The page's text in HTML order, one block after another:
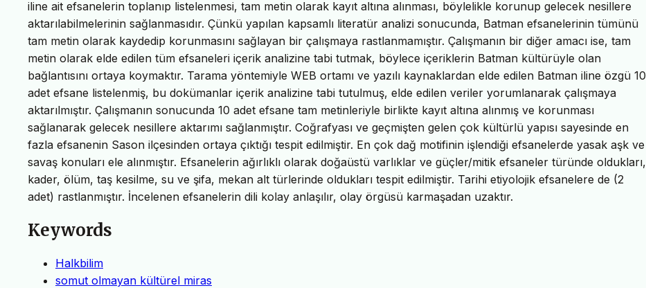
iline ait efsanelerin toplanıp listelenmesi, tam metin olarak kayıt altına alınması, böylelikle korunup gelecek nesillere
aktarılabilmelerinin sağlanmasıdır. Çünkü yapılan kapsamlı literatür analizi sonucunda, Batman efsanelerinin tümünü
tam metin olarak kaydedip korunmasını sağlayan bir çalışmaya rastlanmamıştır. Çalışmanın bir diğer amacı ise, tam
metin olarak elde edilen tüm efsaneleri içerik analizine tabi tutmak, böylece içeriklerin Batman kültürüyle olan
bağlantısını ortaya koymaktır. Tarama yöntemiyle WEB ortamı ve yazılı kaynaklardan elde edilen Batman iline özgü 10
adet efsane listelenmiş, bu dokümanlar içerik analizine tabi tutulmuş, elde edilen veriler yorumlanarak çalışmaya
aktarılmıştır. Çalışmanın sonucunda 10 adet efsane tam metinleriyle birlikte kayıt altına alınmış ve korunması
sağlanarak gelecek nesillere aktarımı sağlanmıştır. Coğrafyası ve geçmişten gelen çok kültürlü yapısı sayesinde en
fazla efsanenin Sason ilçesinden ortaya çıktığı tespit edilmiştir. En çok dağ motifinin işlendiği efsanelerde yasak aşk ve
savaş konuları ele alınmıştır. Efsanelerin ağırlıklı olarak doğaüstü varlıklar ve güçler/mitik efsaneler türünde oldukları,
kader, ölüm, taş kesilme, su ve şifa, mekan alt türlerinde oldukları tespit edilmiştir. Tarihi etiyolojik efsanelere de (2
adet) rastlanmıştır. İncelenen efsanelerin dili kolay anlaşılır, olay örgüsü karmaşadan uzaktır.
Keywords
Halkbilim
somut olmayan kültürel miras